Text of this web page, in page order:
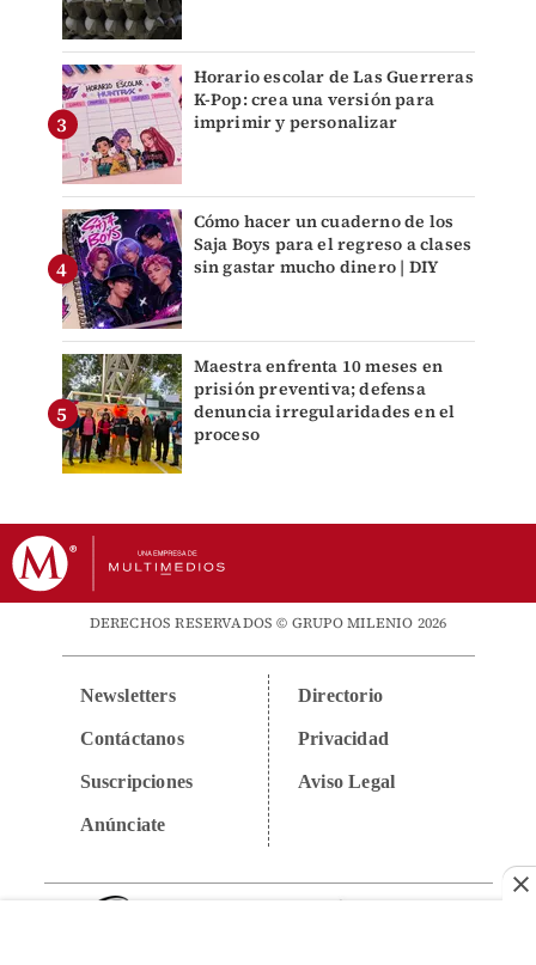
Horario escolar de Las Guerreras
K-Pop: crea una versión para
imprimir y personalizar
Cómo hacer un cuaderno de los
Saja Boys para el regreso a clases
sin gastar mucho dinero | DIY
Maestra enfrenta 10 meses en
prisión preventiva; defensa
denuncia irregularidades en el
proceso
DERECHOS RESERVADOS © GRUPO MILENIO 2026
Newsletters
Contáctanos
Suscripciones
Anúnciate
Directorio
Privacidad
Aviso Legal